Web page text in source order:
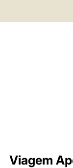
Viagem